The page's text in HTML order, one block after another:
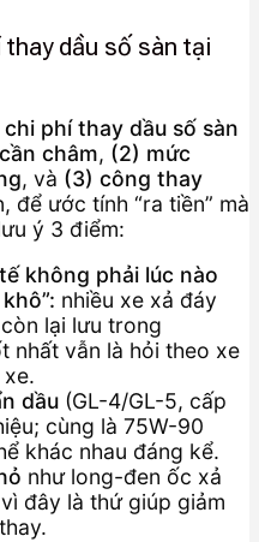
dầu số sàn tại
phí thay dầu số sàn
châm, (2) mức
, và (3) công thay
để ước tính “ra tiền” mà
ý 3 điểm:
không phải lúc nào
nhiều xe xả đáy
lại lưu trong
nhất vẫn là hỏi theo xe
dầu (GL-4/GL-5, cấp
cùng là 75W-90
khác nhau đáng kể.
như long-đen ốc xả
đây là thứ giúp giảm